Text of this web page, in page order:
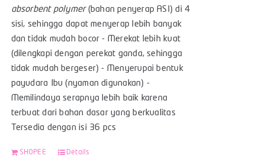
absorbent polymer(bahan penyerap ASI) di 4
sisi, sehingga dapat menyerap lebih banyak
dan tidak mudah bocor - Merekat lebih kuat
(dilengkapi dengan perekat ganda, sehingga
tidak mudah bergeser) - Menyerupai bentuk
payudara Ibu (nyaman digunakan) -
Memilindaya serapnya lebih baik karena
terbuat dari bahan dasar yang berkualitas
Tersedia dengan isi 36 pcs
SHOPEE Details